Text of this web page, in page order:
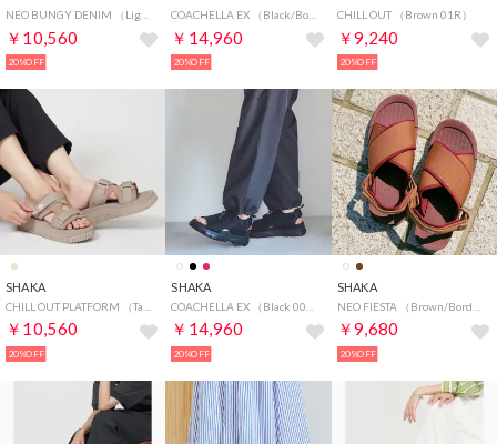
￥10,560
20%OFF
￥14,960
20%OFF
CHILL OUT （Brown 01R）
￥9,240
20%OFF
SHAKA
￥10,560
20%OFF
SHAKA
￥14,960
20%OFF
SHAKA
￥9,680
20%OFF